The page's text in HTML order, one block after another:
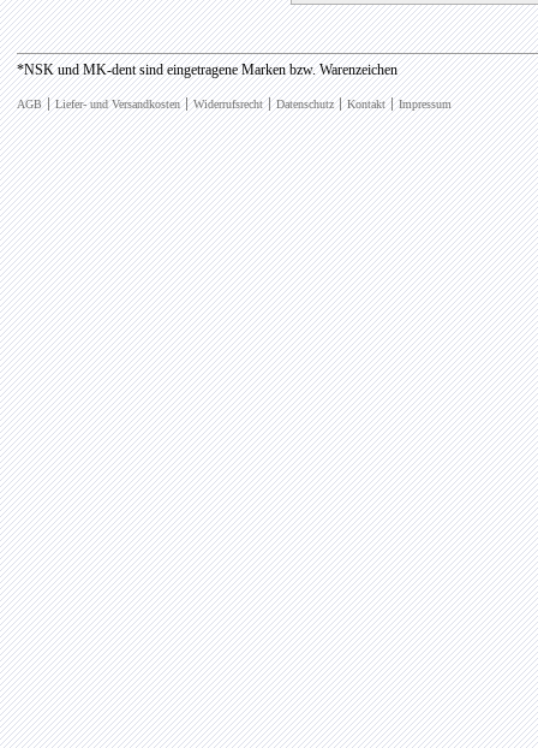
*NSK und MK-dent sind eingetragene Marken bzw. Warenzeichen
AGB Liefer- und Versandkosten Widerrufsrecht Datenschutz Kontakt Impressum